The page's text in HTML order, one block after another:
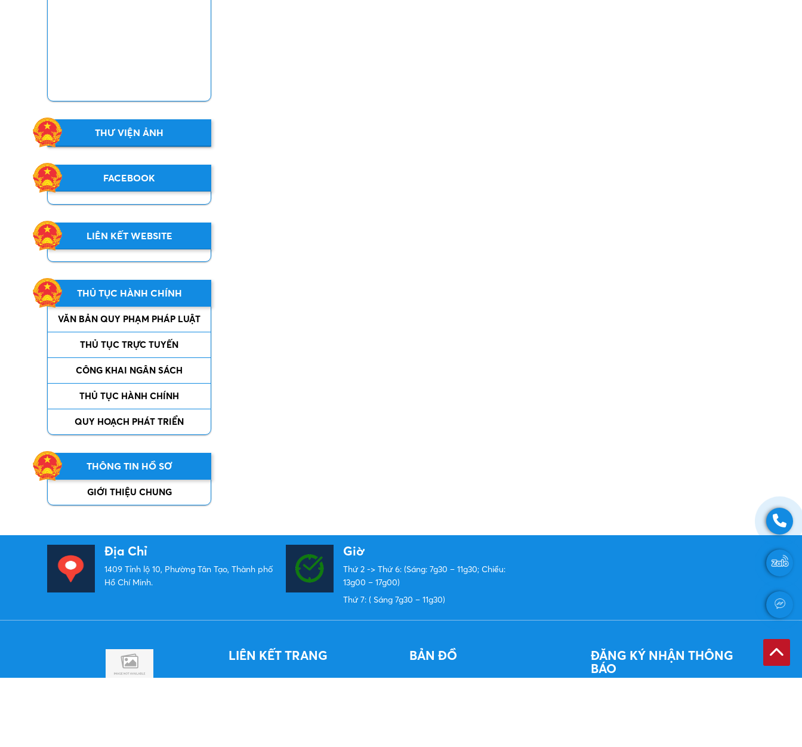
THƯ VIỆN ẢNH
FACEBOOK
LIÊN KẾT WEBSITE
THỦ TỤC HÀNH CHÍNH
VĂN BẢN QUY PHẠM PHÁP LUẬT
THỦ TỤC TRỰC TUYẾN
CÔNG KHAI NGÂN SÁCH
THỦ TỤC HÀNH CHÍNH
QUY HOẠCH PHÁT TRIỂN
THÔNG TIN HỒ SƠ
GIỚI THIỆU CHUNG
Địa Chỉ
1409 Tỉnh lộ 10, Phường Tân Tạo, Thành phố
Hồ Chí Minh.
Giờ
Thứ 2 -> Thứ 6: (Sáng: 7g30 – 11g30; Chiều:
13g00 – 17g00)
Thứ 7: ( Sáng 7g30 – 11g30)
LIÊN KẾT TRANG BẢN ĐỒ
ĐĂNG KÝ NHẬN THÔNG
BÁO